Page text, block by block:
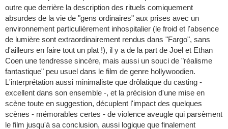
outre que derrière la description des rituels comiquement
absurdes de la vie de "gens ordinaires" aux prises avec un
environnement particulièrement inhospitalier (le froid et l'absence
de lumière sont extraordinairement rendus dans "Fargo", sans
d'ailleurs en faire tout un plat !), il y a de la part de Joel et Ethan
Coen une tendresse sincère, mais aussi un souci de "réalisme
fantastique" peu usuel dans le film de genre hollywoodien.
L'interprétation aussi minimaliste que drôlatique du casting -
excellent dans son ensemble -, et la précision d'une mise en
scène toute en suggestion, décuplent l'impact des quelques
scènes - mémorables certes - de violence aveugle qui parsèment
le film jusqu'à sa conclusion, aussi logique que finalement